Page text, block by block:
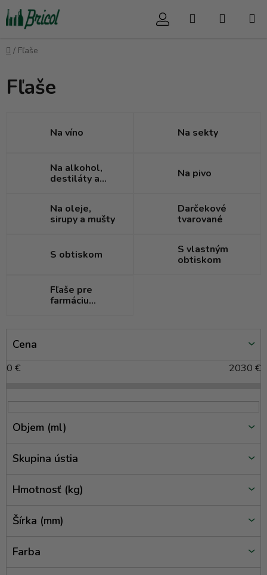
Prejsť
na
obsah
Hľadať
Domov
/ Fľaše
Fľaše
Na víno Na sekty
Na alkohol,
destiláty a
Na pivo
Na oleje,
sirupy a mušty
Darčekové
tvarované
S obtiskom
S vlastným
obtiskom
Fľaše pre
farmáciu
Cena
0 € 2030 €
Objem (ml)
Skupina ústia
Hmotnosť (kg)
Šírka (mm)
Farba
V
p
s
p
d
o